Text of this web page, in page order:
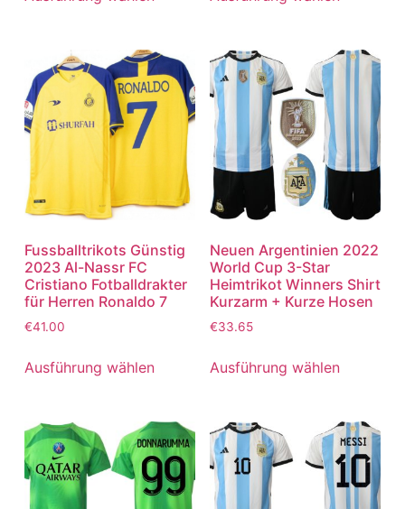
Fussballtrikots Günstig
2023 Al-Nassr FC
Cristiano Fotballdrakter
für Herren Ronaldo 7
€41.00
Ausführung wählen
Neuen Argentinien 2022
World Cup 3-Star
Heimtrikot Winners Shirt
Kurzarm + Kurze Hosen
€33.65
Ausführung wählen